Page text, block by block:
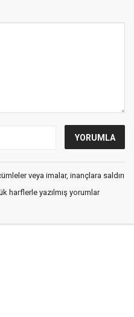
veya imalar, inançlara saldırı
harflerle yazılmış yorumlar